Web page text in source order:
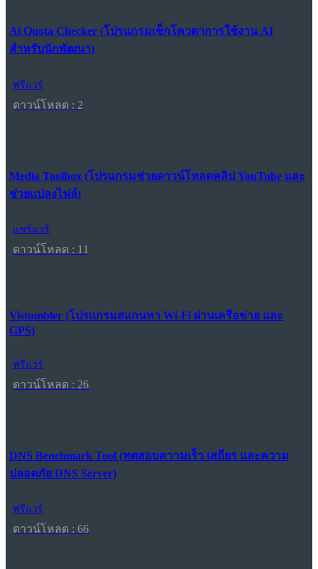
Ai Quota Checker (โปรแกรมเช็กโควตาการใช้งาน AI
สำหรับนักพัฒนา)
ฟรีแวร์
ดาวน์โหลด : 2
Media Toolbox (โปรแกรมช่วยดาวน์โหลดคลิป YouTube และ
ช่วยแปลงไฟล์)
แชร์แวร์
ดาวน์โหลด : 11
Vistumbler (โปรแกรมสแกนหา Wi-Fi ผ่านเครือข่าย และ
GPS)
ฟรีแวร์
ดาวน์โหลด : 26
DNS Benchmark Tool (ทดสอบความเร็ว เสถียร และความ
ปลอดภัย DNS Server)
ฟรีแวร์
ดาวน์โหลด : 66